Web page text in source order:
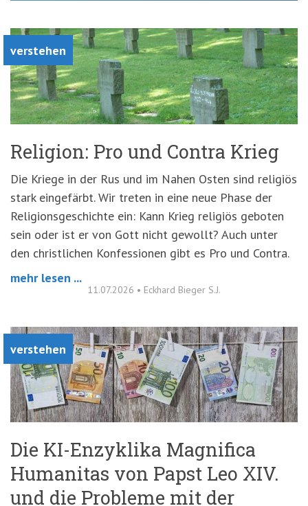
verstehen
Religion: Pro und Contra Krieg
Die Kriege in der Rus und im Nahen Osten sind religiös
stark eingefärbt. Wir treten in eine neue Phase der
Religionsgeschichte ein: Kann Krieg religiös geboten
sein oder ist er von Gott nicht gewollt? Auch unter
den christlichen Konfessionen gibt es Pro und Contra.
mehr lesen ...
11.07.2026 • Eckhard Bieger S.J.
verstehen
Die KI-Enzyklika Magnifica
Humanitas von Papst Leo XIV.
und die Probleme mit der